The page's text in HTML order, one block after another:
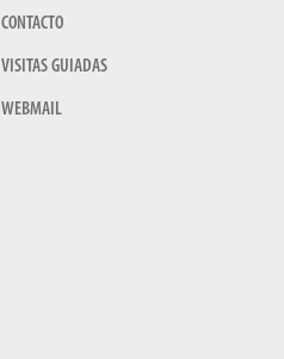
CONTACTO
VISITAS GUIADAS
WEBMAIL